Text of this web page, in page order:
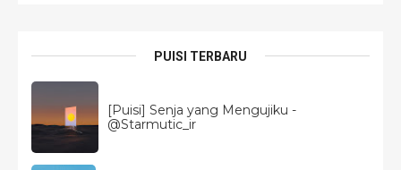
PUISI TERBARU
[Puisi] Senja yang Mengujiku -
@Starmutic_ir